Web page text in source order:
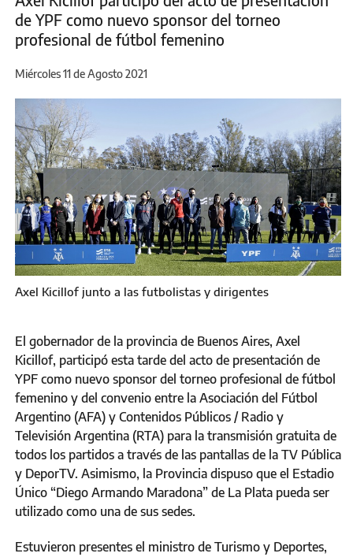
de YPF como nuevo sponsor del torneo
profesional de fútbol femenino
Miércoles 11 de Agosto 2021
Axel Kicillof junto a las futbolistas y dirigentes
El gobernador de la provincia de Buenos Aires, Axel
Kicillof, participó esta tarde del acto de presentación de
YPF como nuevo sponsor del torneo profesional de fútbol
femenino y del convenio entre la Asociación del Fútbol
Argentino (AFA) y Contenidos Públicos / Radio y
Televisión Argentina (RTA) para la transmisión gratuita de
todos los partidos a través de las pantallas de la TV Pública
y DeporTV. Asimismo, la Provincia dispuso que el Estadio
Único “Diego Armando Maradona” de La Plata pueda ser
utilizado como una de sus sedes.
Estuvieron presentes el ministro de Turismo y Deportes,